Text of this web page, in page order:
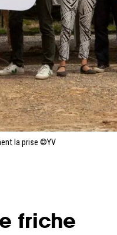
la prise ©YV
friche